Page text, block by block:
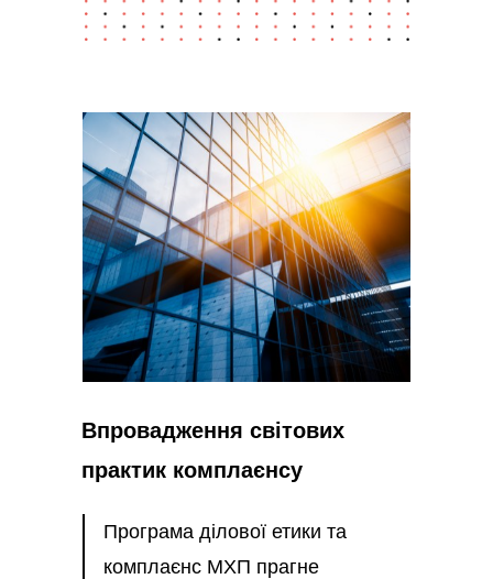
Програма ділової етики та
комплаєнс МХП прагне
Впровадження світових
практик комплаєнсу